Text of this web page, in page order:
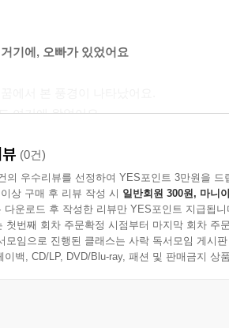
기에, 오빠가 있었어요
여기에 왔었어요.
얼마나 깊은지,
에 무엇이 있는지.
는 알고 있어요.
빠가 말해 주었거든요.
팽팽해집니다. 도대체 무엇일까요? 놀
(0건)
의 우수리뷰를 선정하여 YES포인트 3만원을 드
상 구매 후 리뷰 작성 시 일반회원 300원, 마니
다운로드 후 작성한 리뷰만 YES포인트 지급됩니
첫번째 회차 주문확정 시점부터 마지막 회차 주
모임으로 진행된 클래스는 사락 독서모임 게시
이백, CD/LP, DVD/Blu-ray, 패션 및 판매금지 상